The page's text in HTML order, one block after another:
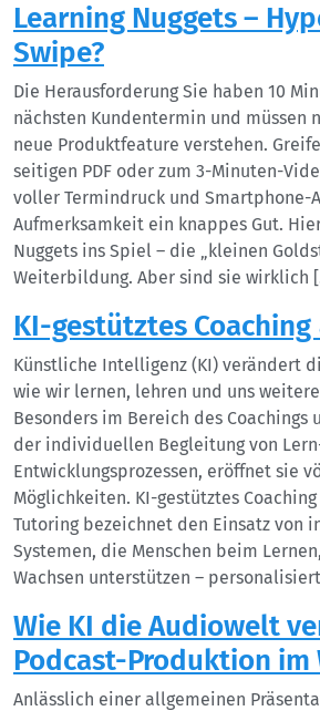
Learning Nuggets –
Swipe?
Die Herausforderung Sie haben 10
nächsten Kundentermin und müssen
neue Produktfeature verstehen.
seitigen PDF oder zum 3-Minuten-
voller Termindruck und Smartphone-
Aufmerksamkeit ein knappes Gut.
Nuggets ins Spiel – die „kleinen
Weiterbildung. Aber sind sie wirklich
KI-gestütztes
Künstliche Intelligenz (KI) verändert
wie wir lernen, lehren und uns
Besonders im Bereich des Coachings
der individuellen Begleitung von
Entwicklungsprozessen, eröffnet sie
Möglichkeiten. KI-gestütztes
Tutoring bezeichnet den Einsatz von
Systemen, die Menschen beim
Wachsen unterstützen –
Wie KI die Audiowelt
Podcast-Produktion im
Anlässlich einer allgemeinen